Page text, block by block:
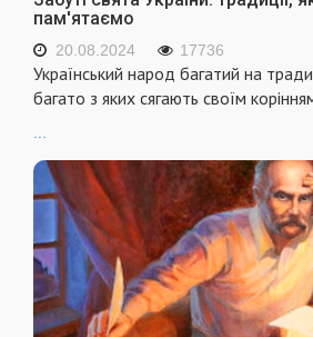
пам'ятаємо
20.08.2024 17736
Український народ багатий на
багато з яких сягають своїм